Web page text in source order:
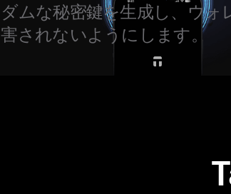
ダムな秘密鍵を生成し、ウォ
害されないようにします。